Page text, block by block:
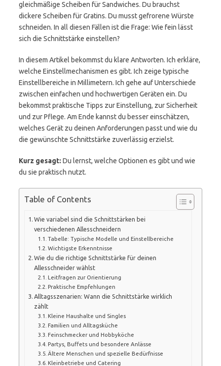
gleichmäßige Scheiben für Sandwiches. Du brauchst
dickere Scheiben für Gratins. Du musst gefrorene Würste
schneiden. In all diesen Fällen ist die Frage: Wie fein lässt
sich die Schnittstärke einstellen?
In diesem Artikel bekommst du klare Antworten. Ich erkläre,
welche Einstellmechanismen es gibt. Ich zeige typische
Einstellbereiche in Millimetern. Ich gehe auf Unterschiede
zwischen einfachen und hochwertigen Geräten ein. Du
bekommst praktische Tipps zur Einstellung, zur Sicherheit
und zur Pflege. Am Ende kannst du besser einschätzen,
welches Gerät zu deinen Anforderungen passt und wie du
die gewünschte Schnittstärke zuverlässig erzielst.
Kurz gesagt: Du lernst, welche Optionen es gibt und wie
du sie praktisch nutzt.
Table of Contents
Wie variabel sind die Schnittstärken bei
verschiedenen Allesschneidern
Tabelle: Typische Modelle und Einstellbereiche
Wichtigste Erkenntnisse
Wie du die richtige Schnittstärke für deinen
Allesschneider wählst
Leitfragen zur Orientierung
Praktische Empfehlungen
Alltagsszenarien: Wann die Schnittstärke wirklich
zählt
Kleine Haushalte und Singles
Familien und Alltagsküche
Feinschmecker und Hobbyköche
Partys, Buffets und besondere Anlässe
Ältere Menschen und spezielle Bedürfnisse
Kleinbetriebe und Catering